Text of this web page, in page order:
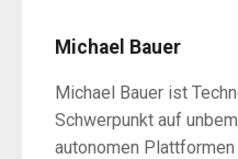
Michael Bauer
Michael Bauer ist
Schwerpunkt auf
autonomen Plattformen